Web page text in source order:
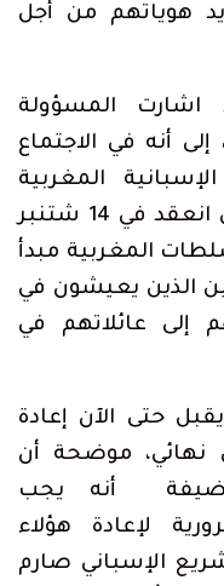
هوياتهم من أجل
اشارت المسؤولة
أنه في الاجتماع
المغربية
الدائمة المعنية بالهجرة ، الذي انعقد في 14 شتنبر
المغربية مبدأ
الذين يعيشون في
إلى عائلاتهم في
حتى الآن إعادة
نهائي، موضحة أن
مضيفة أنه يجب
لإعادة هؤلاء
الإسباني صارم